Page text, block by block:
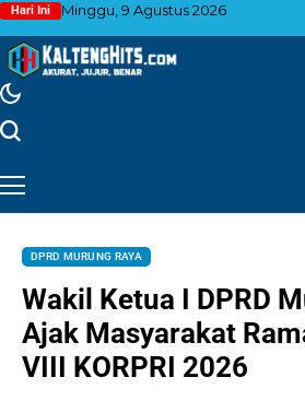
Hari Ini Minggu, 9 Agustus 2026
DPRD MURUNG RAYA
Wakil Ketua I DPRD
Ajak Masyarakat
VIII KORPRI 2026